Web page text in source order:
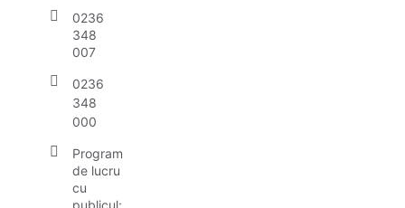
0236
348
007
0236
348
000
Program
de lucru
cu
publicul: